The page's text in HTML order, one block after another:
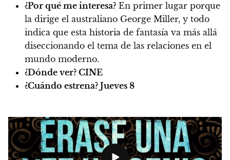
¿Por qué me interesa? En primer lugar porque
la dirige el australiano George Miller, y todo
indica que esta historia de fantasía va más allá
diseccionando el tema de las relaciones en el
mundo moderno.
¿Dónde ver? CINE
¿Cuándo estrena? Jueves 8